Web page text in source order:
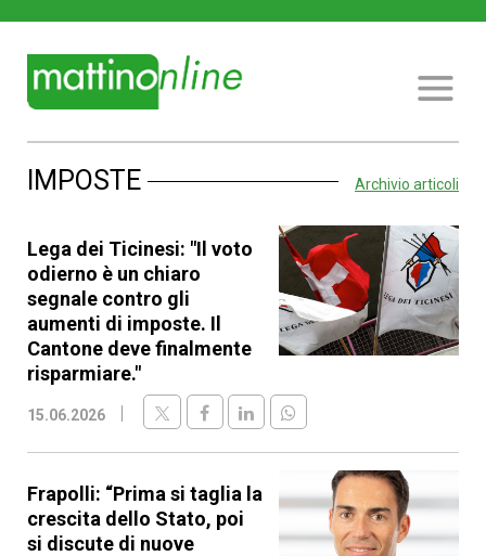
IMPOSTE Archivio articoli
Lega dei Ticinesi: "Il voto
odierno è un chiaro
segnale contro gli
aumenti di imposte. Il
Cantone deve finalmente
risparmiare."
15.06.2026
Frapolli: “Prima si taglia la
crescita dello Stato, poi
si discute di nuove